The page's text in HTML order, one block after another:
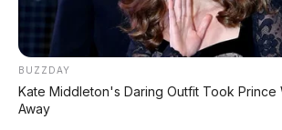
Indonesia belum umumkan
•
Harga di Indonesia akan lebih
pajak impor bisa bikin Rp600-800
•Dealer network terbatas– di
belum seluas kompetitor
BUZZDAY
Kate Middleton's Daring Outfit Took Prince
Away